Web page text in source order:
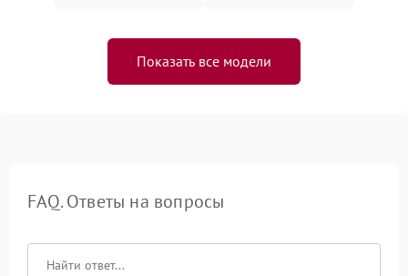
Показать все модели
FAQ. Ответы на вопросы